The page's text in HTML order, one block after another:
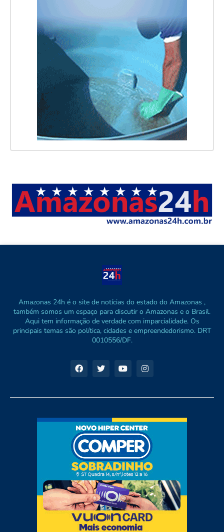
Amazonas 24h é o site de notícias do estado do Amazonas ,
também somos um espaço para discutir o Amazonas e o Brasil.
Aqui tem informação de verdade com imparcialidade. Os
principais temas são política, cidades e empreendedorismo. DRT
0010556/DF.